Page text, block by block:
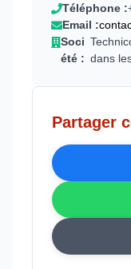
Téléphone :
Email :
Soci
été : dans
Partager